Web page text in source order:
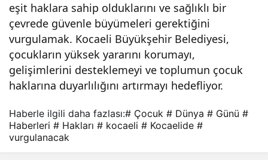
eşit haklara sahip olduklarını ve sağlıklı bir
çevrede güvenle büyümeleri gerektiğini
vurgulamak. Kocaeli Büyükşehir Belediyesi,
çocukların yüksek yararını korumayı,
gelişimlerini desteklemeyi ve toplumun çocuk
haklarına duyarlılığını artırmayı hedefliyor.
ana
Haberle ilgili daha fazlası:# Çocuk # Dünya # Günü #
Haberleri # Hakları # kocaeli # Kocaelide #
vurgulanacak